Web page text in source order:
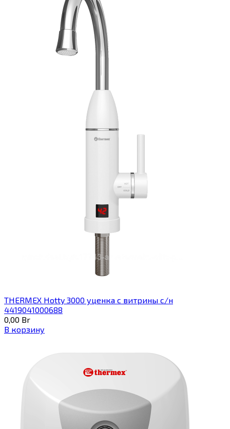
THERMEX Hotty 3000 уценка с витрины с/н
4419041000688
0,00 Br
В корзину